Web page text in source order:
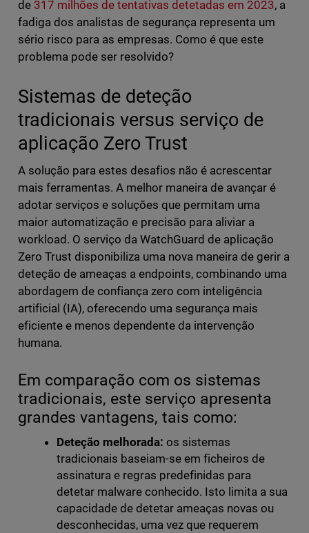
de 317 milhões de tentativas detetadas em 2023, a
fadiga dos analistas de segurança representa um
sério risco para as empresas. Como é que este
problema pode ser resolvido?
Sistemas de deteção
tradicionais versus serviço de
aplicação Zero Trust
A solução para estes desafios não é acrescentar
mais ferramentas. A melhor maneira de avançar é
adotar serviços e soluções que permitam uma
maior automatização e precisão para aliviar a
workload. O serviço da WatchGuard de aplicação
Zero Trust disponibiliza uma nova maneira de gerir a
deteção de ameaças a endpoints, combinando uma
abordagem de confiança zero com inteligência
artificial (IA), oferecendo uma segurança mais
eficiente e menos dependente da intervenção
humana.
Em comparação com os sistemas
tradicionais, este serviço apresenta
grandes vantagens, tais como:
Deteção melhorada: os sistemas
tradicionais baseiam-se em ficheiros de
assinatura e regras predefinidas para
detetar malware conhecido. Isto limita a sua
capacidade de detetar ameaças novas ou
desconhecidas, uma vez que requerem